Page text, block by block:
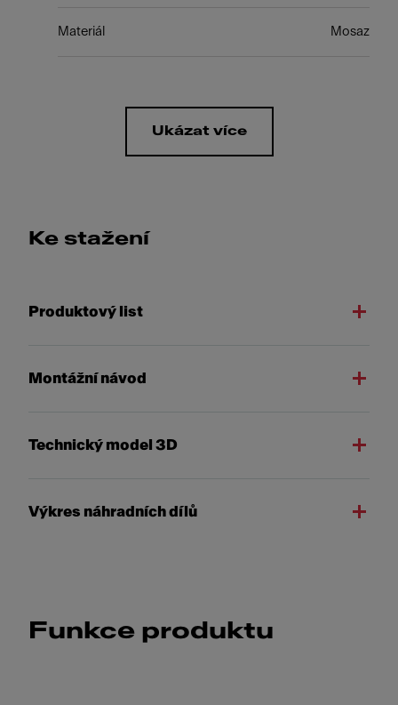
Materiál Mosaz
Ukázat více
Ke stažení
Produktový list
Montážní návod
Technický model 3D
Výkres náhradních dílů
Funkce produktu